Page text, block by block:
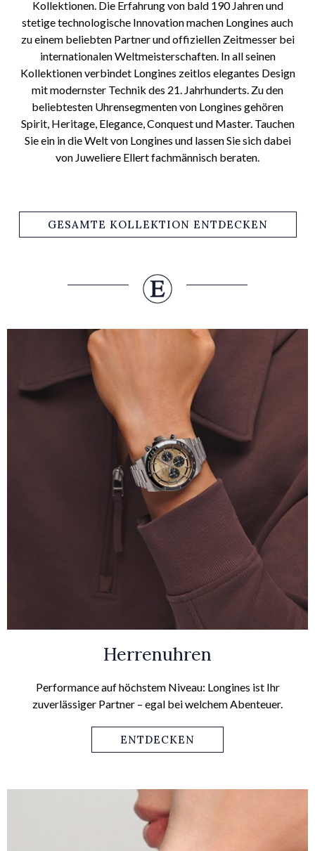
Kollektionen. Die Erfahrung von bald 190 Jahren und
stetige technologische Innovation machen Longines auch
zu einem beliebten Partner und offiziellen Zeitmesser bei
internationalen Weltmeisterschaften. In all seinen
Kollektionen verbindet Longines zeitlos elegantes Design
mit modernster Technik des 21. Jahrhunderts. Zu den
beliebtesten Uhrensegmenten von Longines gehören
Spirit, Heritage, Elegance, Conquest und Master. Tauchen
Sie ein in die Welt von Longines und lassen Sie sich dabei
von Juweliere Ellert fachmännisch beraten.
GESAMTE KOLLEKTION ENTDECKEN
Herrenuhren
Performance auf höchstem Niveau: Longines ist Ihr
zuverlässiger Partner – egal bei welchem Abenteuer.
ENTDECKEN